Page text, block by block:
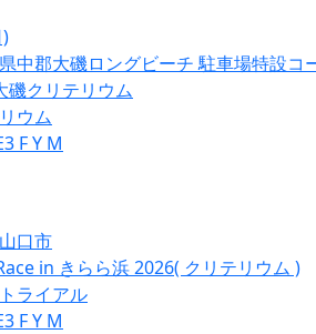
中郡大磯ロングビーチ 駐車場特設コ
磯クリテリウム
ウム
FY M
口市
in きらら浜 2026( クリテリウム )
ライアル
FY M